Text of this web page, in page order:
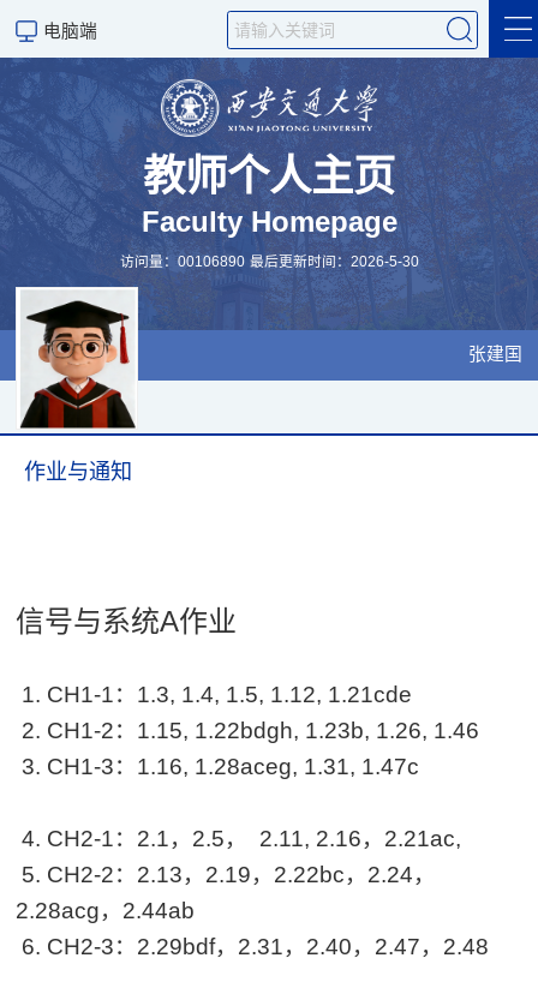
电脑端
个人信息
教学园地
科学研究
教师个人主页
Faculty Homepage
访问量：00106890 最后更新时间：2026-5-30
张建国
作业与通知
信号与系统A作业
1. CH1-1：1.3, 1.4, 1.5, 1.12, 1.21cde
2. CH1-2：1.15, 1.22bdgh, 1.23b, 1.26, 1.46
3. CH1-3：1.16, 1.28aceg, 1.31, 1.47c
4. CH2-1：2.1，2.5， 2.11, 2.16，2.21ac,
5. CH2-2：2.13，2.19，2.22bc，2.24，
2.28acg，2.44ab
6. CH2-3：2.29bdf，2.31，2.40，2.47，2.48